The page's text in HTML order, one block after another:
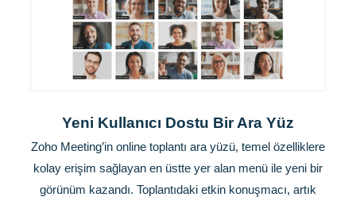
Yeni Kullanıcı Dostu Bir Ara Yüz
Zoho Meeting’in online toplantı ara yüzü, temel özelliklere
kolay erişim sağlayan en üstte yer alan menü ile yeni bir
görünüm kazandı. Toplantıdaki etkin konuşmacı, artık